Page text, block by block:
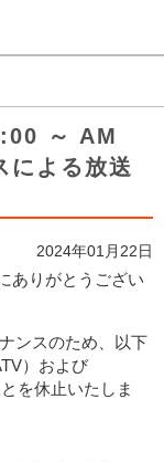
～ AM
よる放送
2024年01月22日
ありがとうござい
ンスのため、以下
）および
を休止いたしま